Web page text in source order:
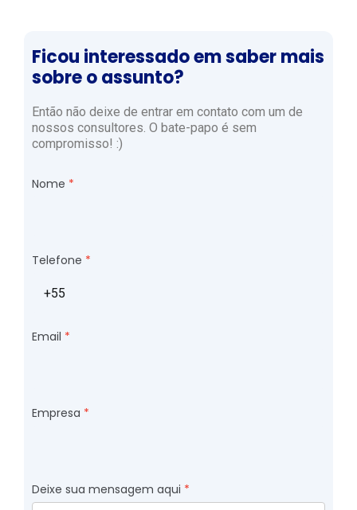
Ficou interessado em saber mais
sobre o assunto?
Então não deixe de entrar em contato com um de
nossos consultores. O bate-papo é sem
compromisso! :)
Nome
Telefone
Email
Empresa
Deixe sua mensagem aqui